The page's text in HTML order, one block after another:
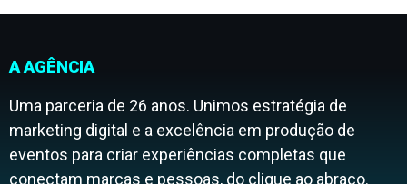
A AGÊNCIA
Uma parceria de 26 anos. Unimos estratégia de
marketing digital e a excelência em produção de
eventos para criar experiências completas que
conectam marcas e pessoas, do clique ao abraço.